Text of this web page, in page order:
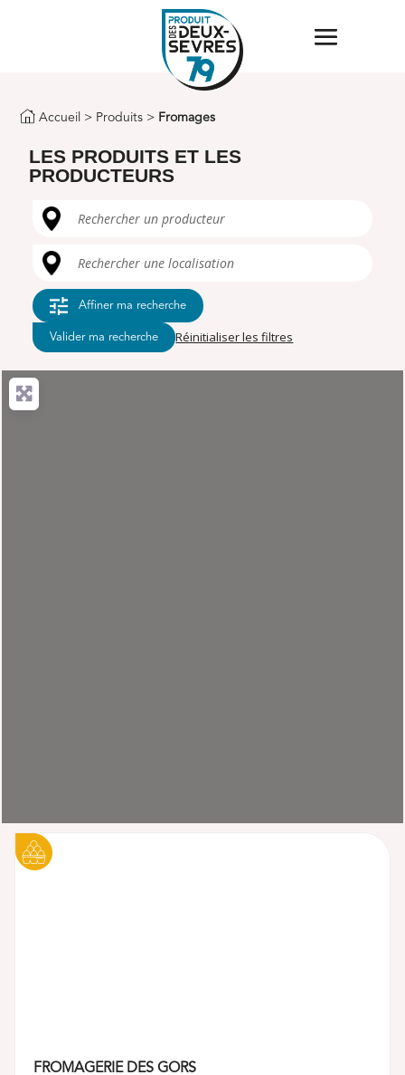
Accueil > Produits > Fromages
FROMAGERIE DES GORS
LES PRODUITS ET LES
PRODUCTEURS
Rechercher un producteur
Rechercher une localisation
Affiner ma recherche
Valider ma rechercheValider ma recherche
Réinitialiser les filtres